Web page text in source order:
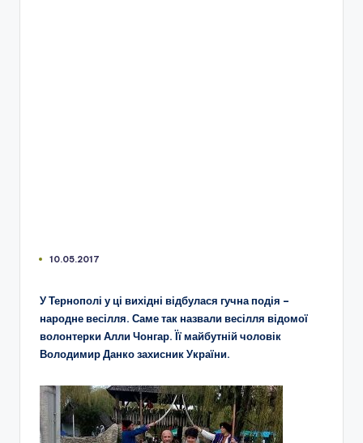
10.05.2017
У Тернополі у ці вихідні відбулася гучна подія –
народне весілля. Саме так назвали весілля відомої
волонтерки Алли Чонгар. Її майбутній чоловік
Володимир Данко захисник України.